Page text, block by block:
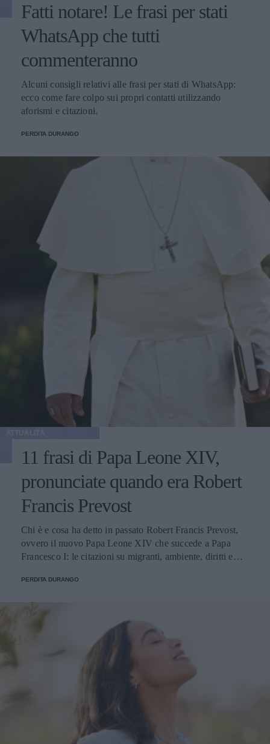
Fatti notare! Le frasi per stati
WhatsApp che tutti
commenteranno
Alcuni consigli relativi alle frasi per stati di WhatsApp:
ecco come fare colpo sui propri contatti utilizzando
aforismi e citazioni.
PERDITA DURANGO
11 frasi di Papa Leone XIV,
pronunciate quando era Robert
Francis Prevost
Chi è e cosa ha detto in passato Robert Francis Prevost,
ovvero il nuovo Papa Leone XIV che succede a Papa
Francesco I: le citazioni su migranti, ambiente, diritti e
PERDITA DURANGO